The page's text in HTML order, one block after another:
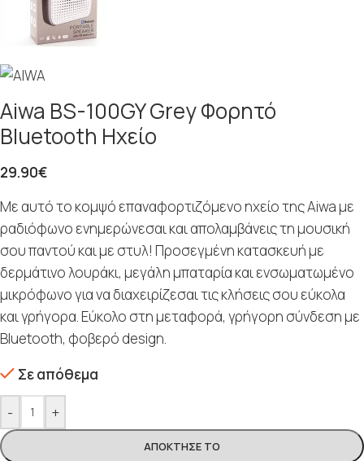
Aiwa BS-100GY Grey Φορητό
Bluetooth Ηχείο
29.90€
Με αυτό το κομψό επαναφορτιζόμενο ηχείο της Aiwa με
ραδιόφωνο ενημερώνεσαι και απολαμβάνεις τη μουσική
σου παντού και με στυλ! Προσεγμένη κατασκευή με
δερμάτινο λουράκι, μεγάλη μπαταρία και ενσωματωμένο
μικρόφωνο για να διαχειρίζεσαι τις κλήσεις σου εύκολα
και γρήγορα. Εύκολο στη μεταφορά, γρήγορη σύνδεση με
Bluetooth, φοβερό design.
Σε απόθεμα
- +
ΑΠΌΚΤΗΣΈ ΤΟ